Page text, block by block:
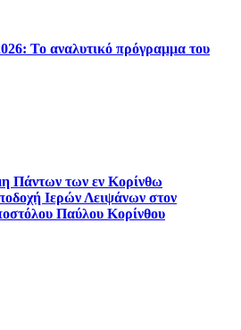
Το αναλυτικό πρόγραμμα του
Πάντων των εν Κορίνθω
Ιερών Λειψάνων στον
Παύλου Κορίνθου